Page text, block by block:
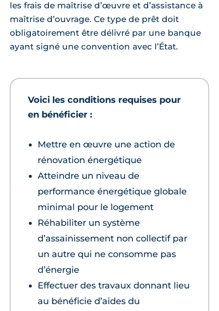
les frais de maîtrise d’œuvre et d’assistance à
maîtrise d’ouvrage. Ce type de prêt doit
obligatoirement être délivré par une banque
ayant signé une convention avec l’État.
Voici les conditions requises pour
en bénéficier :
Mettre en œuvre une action de
rénovation énergétique
Atteindre un niveau de
performance énergétique globale
minimal pour le logement
Réhabiliter un système
d’assainissement non collectif par
un autre qui ne consomme pas
d’énergie
Effectuer des travaux donnant lieu
au bénéficie d’aides du